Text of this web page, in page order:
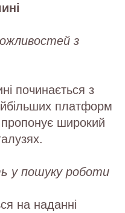
з
починається з
платформ
широкий
у пошуку роботи
на наданні